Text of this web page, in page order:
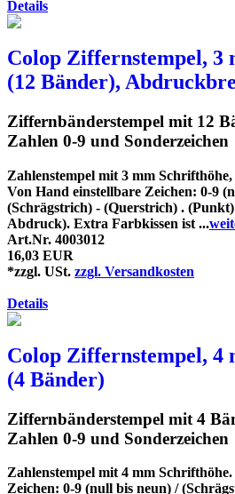
Details
Colop Ziffernstempel, 3
(12 Bänder),
Ziffernbänderstempel mit 12
Zahlen 0-9 und Sonderzeichen
Zahlenstempel mit 3 mm
Von Hand einstellbare Zeichen: 0-9
(Schrägstrich) - (Querstrich) .
Abdruck). Extra Farbkissen ist ...
Art.Nr. 4003012
16,03 EUR
*zzgl. USt. zzgl. Versandkosten
Details
Colop Ziffernstempel, 4
(4 Bänder)
Ziffernbänderstempel mit 4
Zahlen 0-9 und Sonderzeichen
Zahlenstempel mit 4 mm
Zeichen: 0-9 (null bis neun) /